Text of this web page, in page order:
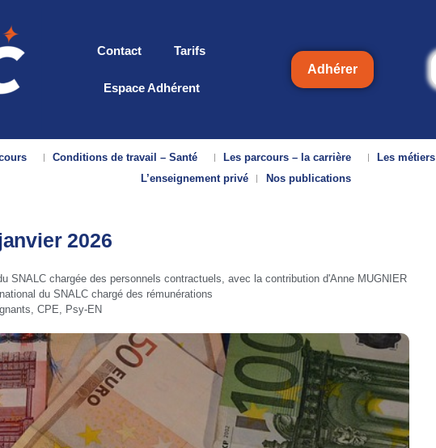
Contact Tarifs
Espace Adhérent
Adhérer
Conditions de travail – Santé Les parcours – la carrière Les métiers
L’enseignement privé
Nos publications
2026
SNALC chargée des personnels contractuels, avec la contribution d'Anne MUGNIER
du SNALC chargé des rémunérations
CPE, Psy-EN